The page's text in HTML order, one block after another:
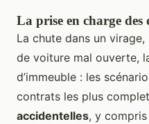
La prise en charge des
La chute dans un
de voiture mal ouverte,
d’immeuble : les
contrats les plus
accidentelles, y